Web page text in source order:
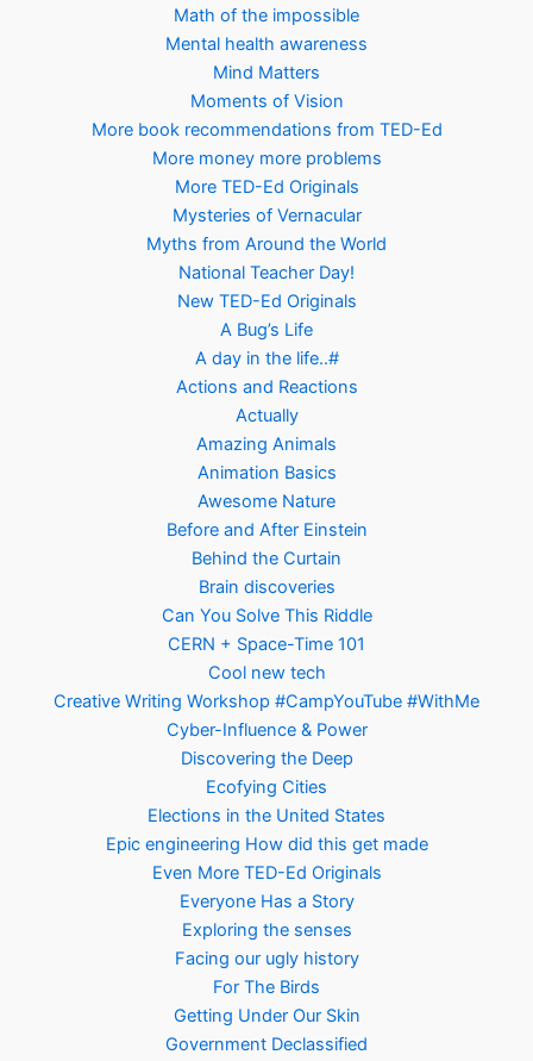
Math of the impossible
Mental health awareness
Mind Matters
Moments of Vision
More book recommendations from TED-Ed
More money more problems
More TED-Ed Originals
Mysteries of Vernacular
Myths from Around the World
National Teacher Day!
New TED-Ed Originals
A Bug’s Life
A day in the life..#
Actions and Reactions
Actually
Amazing Animals
Animation Basics
Awesome Nature
Before and After Einstein
Behind the Curtain
Brain discoveries
Can You Solve This Riddle
CERN + Space-Time 101
Cool new tech
Creative Writing Workshop #CampYouTube #WithMe
Cyber-Influence & Power
Discovering the Deep
Ecofying Cities
Elections in the United States
Epic engineering How did this get made
Even More TED-Ed Originals
Everyone Has a Story
Exploring the senses
Facing our ugly history
For The Birds
Getting Under Our Skin
Government Declassified